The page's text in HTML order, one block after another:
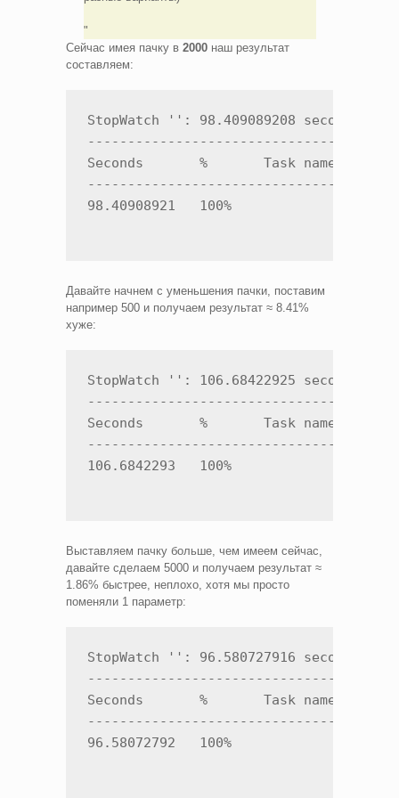
Сейчас имея пачку в 2000 наш результат
составляем:
StopWatch '': 98.409089208 seconds
Seconds       %       Task name
98.40908921   100%
Давайте начнем с уменьшения пачки, поставим
например 500 и получаем результат ≈ 8.41%
хуже:
StopWatch '': 106.68422925 seconds
Seconds       %       Task name
106.6842293   100%
Выставляем пачку больше, чем имеем сейчас,
давайте сделаем 5000 и получаем результат ≈
1.86% быстрее, неплохо, хотя мы просто
поменяли 1 параметр:
StopWatch '': 96.580727916 seconds
Seconds       %       Task name
96.58072792   100%